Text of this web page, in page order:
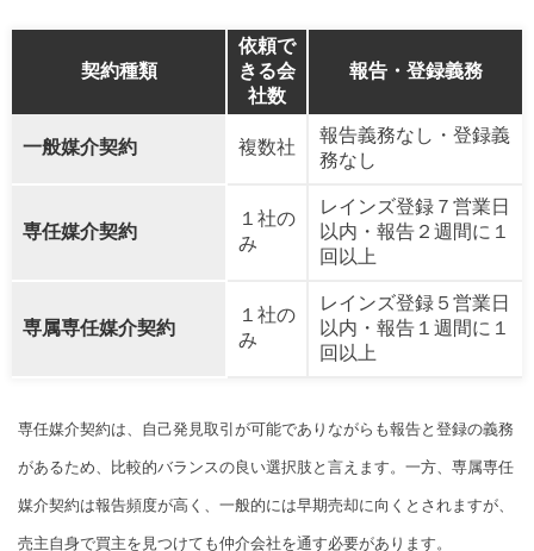
契約種類
依頼で
きる会
社数
報告・登録義務
一般媒介契約 複数社
報告義務なし・登録義
務なし
専任媒介契約
１社の
み
レインズ登録７営業日
以内・報告２週間に１
回以上
専属専任媒介契約
１社の
み
レインズ登録５営業日
以内・報告１週間に１
回以上
専任媒介契約は、自己発見取引が可能でありながらも報告と登録の義務
があるため、比較的バランスの良い選択肢と言えます。一方、専属専任
媒介契約は報告頻度が高く、一般的には早期売却に向くとされますが、
売主自身で買主を見つけても仲介会社を通す必要があります。